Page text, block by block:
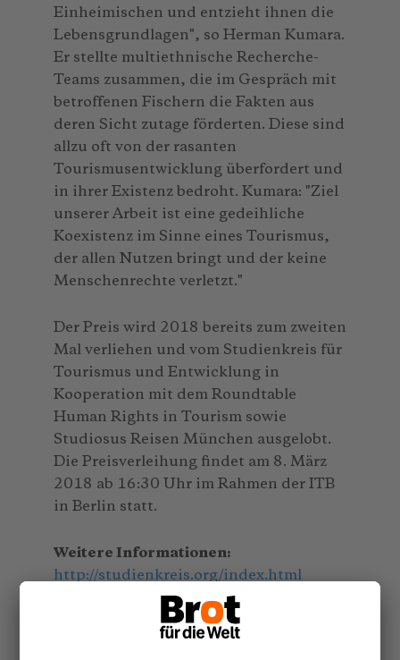
Einheimischen und entzieht ihnen die
Lebensgrundlagen", so Herman Kumara.
Er stellte multiethnische Recherche-
Teams zusammen, die im Gespräch mit
betroffenen Fischern die Fakten aus
deren Sicht zutage förderten. Diese sind
allzu oft von der rasanten
Tourismusentwicklung überfordert und
in ihrer Existenz bedroht. Kumara: "Ziel
unserer Arbeit ist eine gedeihliche
Koexistenz im Sinne eines Tourismus,
der allen Nutzen bringt und der keine
Menschenrechte verletzt."
Der Preis wird 2018 bereits zum zweiten
Mal verliehen und vom Studienkreis für
Tourismus und Entwicklung in
Kooperation mit dem Roundtable
Human Rights in Tourism sowie
Studiosus Reisen München ausgelobt.
Die Preisverleihung findet am 8. März
2018 ab 16:30 Uhr im Rahmen der ITB
in Berlin statt.
Weitere Informationen:
http://studienkreis.org/index.html